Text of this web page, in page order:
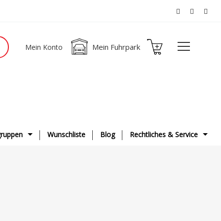
Mein Konto Mein Fuhrpark
Wunschliste Blog Rechtliches & Service